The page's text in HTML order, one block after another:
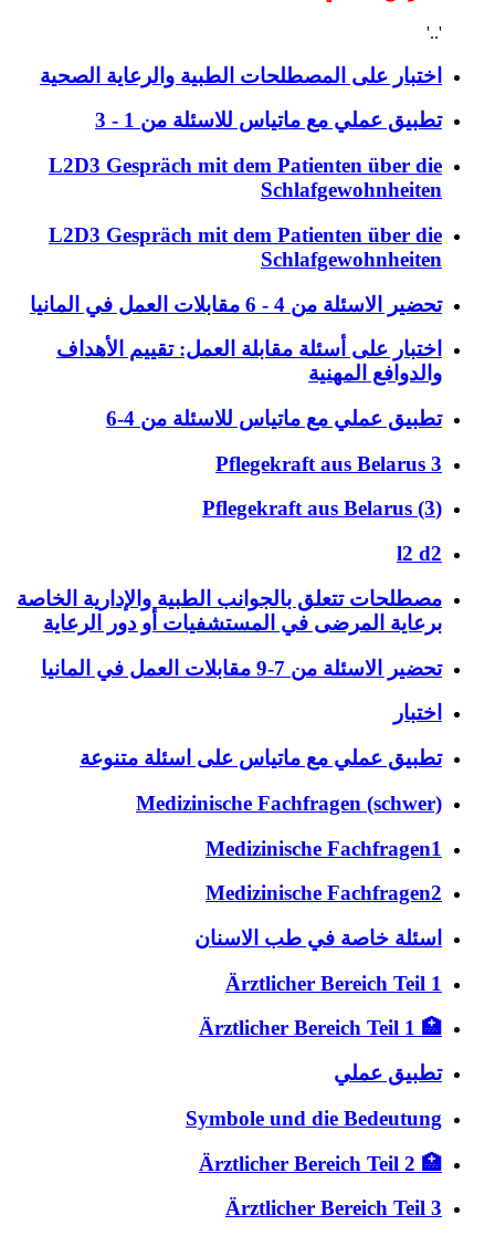
'..'
اختبار على المصطلحات الطبية والرعاية الصحية
تطبيق عملي مع ماتياس للاسئلة من 1 - 3
L2D3 Gespräch mit dem Patienten über die
Schlafgewohnheiten
L2D3 Gespräch mit dem Patienten über die
Schlafgewohnheiten
تحضير الاسئلة من 4 - 6 مقابلات العمل في المانيا
اختبار على أسئلة مقابلة العمل: تقييم الأهداف
والدوافع المهنية
تطبيق عملي مع ماتياس للاسئلة من 4-6
Pflegekraft aus Belarus 3
(Pflegekraft aus Belarus (3
l2 d2
مصطلحات تتعلق بالجوانب الطبية والإدارية الخاصة
برعاية المرضى في المستشفيات أو دور الرعاية
تحضير الاسئلة من 7-9 مقابلات العمل في المانيا
اختبار
تطبيق عملي مع ماتياس على اسئلة متنوعة
Medizinische Fachfragen (schwer)
Medizinische Fachfragen1
Medizinische Fachfragen2
اسئلة خاصة في طب الاسنان
Ärztlicher Bereich Teil 1
🏥 Ärztlicher Bereich Teil 1
تطبيق عملي
Symbole und die Bedeutung
🏥 Ärztlicher Bereich Teil 2
Ärztlicher Bereich Teil 3